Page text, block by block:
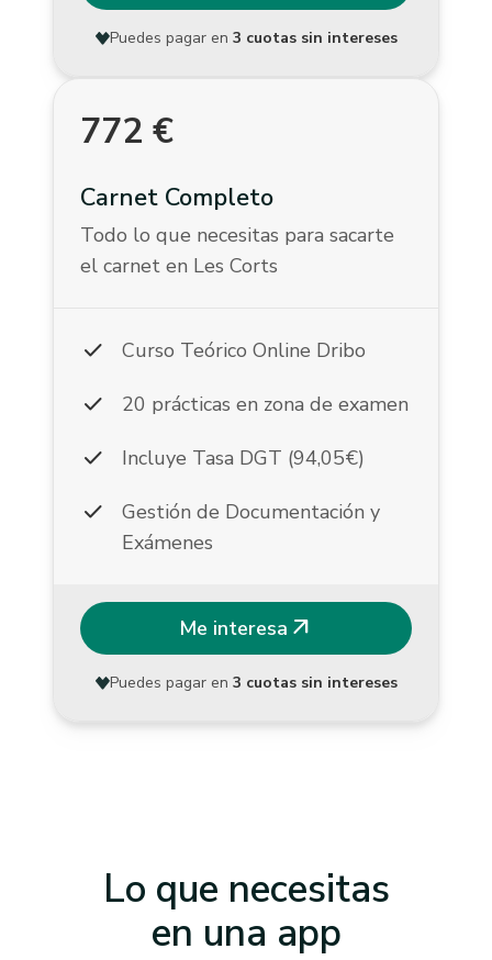
Puedes pagar en 3 cuotas sin intereses
772 €
Carnet Completo
Todo lo que necesitas para sacarte
el carnet en Les Corts
check Curso Teórico Online Dribo
check 20 prácticas en zona de examen
check Incluye Tasa DGT (94,05€)
check
Gestión de Documentación y
Exámenes
Me interesa arrow_outward
Puedes pagar en 3 cuotas sin intereses
Lo que necesitas
en una app